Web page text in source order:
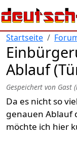
Direkt zum Inhalt
Startseite
Ablauf
Gespeichert von Gast
Da es nicht so
genauen Ablauf
möchte ich hier